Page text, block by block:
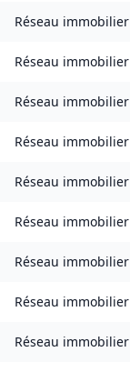
Réseau immobilier
Réseau immobilier
Réseau immobilier
Réseau immobilier
Réseau immobilier
Réseau immobilier
Réseau immobilier
Réseau immobilier
Réseau immobilier